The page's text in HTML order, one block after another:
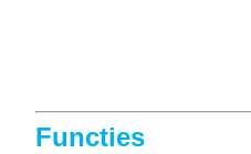
Functies